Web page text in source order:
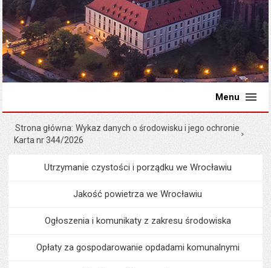
Menu
Strona główna Wykaz danych o środowisku i jego ochronie
Karta nr 344/2026
MenuŚrodowisko i ekologia
Utrzymanie czystości i porządku we Wrocławiu
Jakość powietrza we Wrocławiu
Ogłoszenia i komunikaty z zakresu środowiska
Opłaty za gospodarowanie opdadami komunalnymi